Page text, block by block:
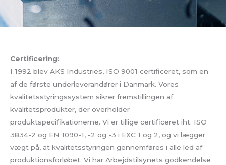
Certificering:
I 1992 blev AKS Industries, ISO 9001 certificeret, som en
af de første underleverandører i Danmark. Vores
kvalitetsstyringssystem sikrer fremstillingen af
kvalitetsprodukter, der overholder
produktspecifikationerne. Vi er tillige certificeret iht. ISO
3834-2 og EN 1090-1, -2 og -3 i EXC 1 og 2, og vi lægger
vægt på, at kvalitetsstyringen gennemføres i alle led af
produktionsforløbet. Vi har Arbejdstilsynets godkendelse